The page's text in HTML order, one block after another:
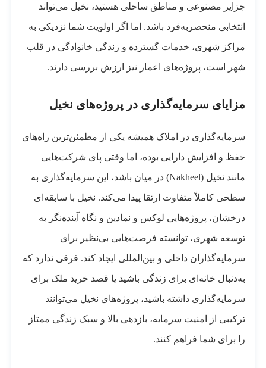
جزایر مصنوعی و مناطق ساحلی هستید، نخیل می‌تواند
انتخابی منحصربه‌فرد باشد. اما اگر اولویت شما نزدیکی به
مراکز شهری، خدمات گسترده و زندگی خانوادگی در قلب
شهر است، پروژه‌های اعمار نیز ارزش بررسی دارند.
مزایای سرمایه‌گذاری در پروژه‌های نخیل
سرمایه‌گذاری در املاک همیشه یکی از مطمئن‌ترین راه‌های
حفظ و افزایش دارایی بوده، اما وقتی پای شرکت‌هایی
مانند نخیل (Nakheel) در میان باشد، این سرمایه‌گذاری به
سطحی کاملاً متفاوت ارتقا پیدا می‌کند. نخیل با سابقه‌ای
درخشان، پروژه‌هایی لوکس و نمادین و نگاه آینده‌نگر به
توسعه شهری، توانسته فرصت‌هایی بی‌نظیر برای
سرمایه‌گذاران داخلی و بین‌المللی ایجاد کند. فرقی ندارد که
به‌دنبال خانه‌ای برای زندگی باشید یا قصد خرید ملک برای
سرمایه‌گذاری داشته باشید، پروژه‌های نخیل می‌توانند
ترکیبی از امنیت سرمایه، بازدهی بالا و سبک زندگی ممتاز
را برای شما فراهم کنند.